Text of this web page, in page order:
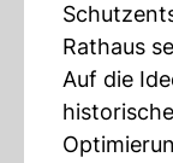
Rathaus
Auf die